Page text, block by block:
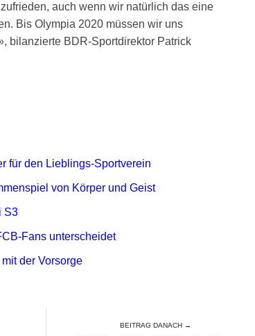
auch wenn wir natürlich das eine
Bis Olympia 2020 müssen wir uns
bilanzierte BDR-Sportdirektor Patrick
für den Lieblings-Sportverein
von Körper und Geist
S3
Fans unterscheidet
der Vorsorge
BEITRAG DANACH →